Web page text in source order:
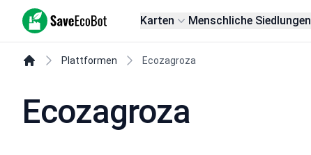
SaveEcoBot Karten Menschliche Siedlungen
Plattformen Ecozagroza
Ecozagroza